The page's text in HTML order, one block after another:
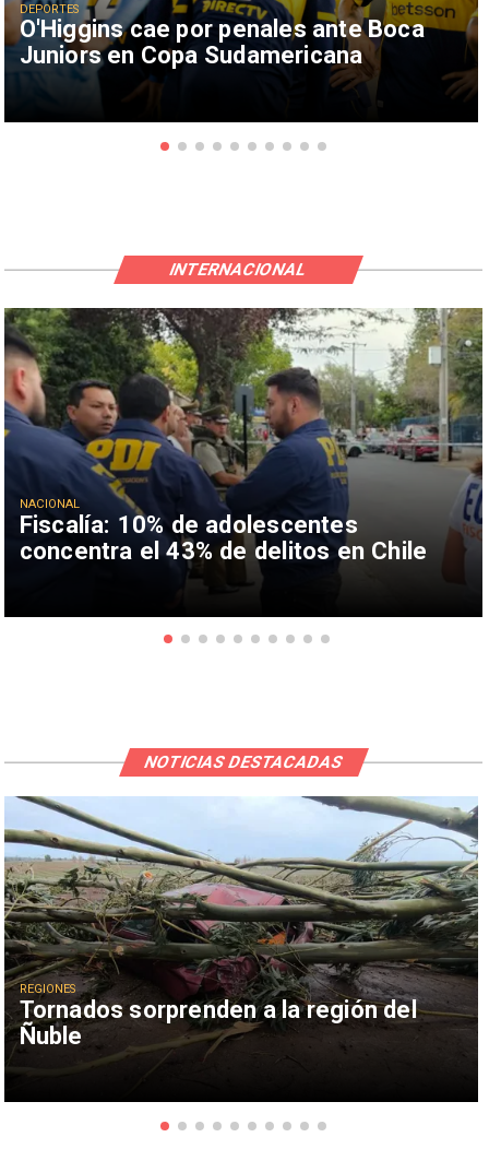
O'Higgins cae por penales ante Boca
Juniors en Copa Sudamericana
DEPORTES
Fiscalía: 10% de adolescentes
concentra el 43% de delitos en Chile
NACIONAL
INTERNACIONAL
Tornados sorprenden a la región del
Ñuble
REGIONES
NOTICIAS DESTACADAS